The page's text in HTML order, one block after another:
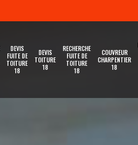
DEVIS
FUITE DE
TOITURE
18
DEVIS
TOITURE
18
RECHERCHE
FUITE DE
TOITURE
18
COUVREUR
CHARPENTIER
18